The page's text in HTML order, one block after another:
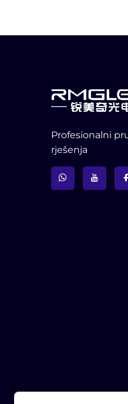
Profesionalni
rješenja